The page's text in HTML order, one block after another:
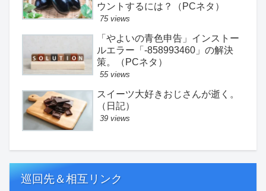
ウントするには？（PCネタ）
75 views
「やよいの青色申告」インストー
ルエラー「-858993460」の解決
策。（PCネタ）
55 views
スイーツ大好きおじさんが逝く。
（日記）
39 views
巡回先＆相互リンク